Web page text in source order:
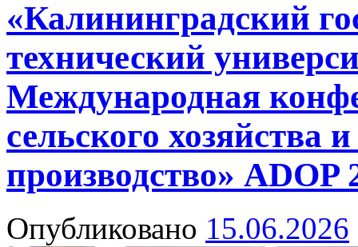
«Калининградский
технический
Международная
сельского хозяйства
производство» ADOP
Опубликовано 15.06.2026